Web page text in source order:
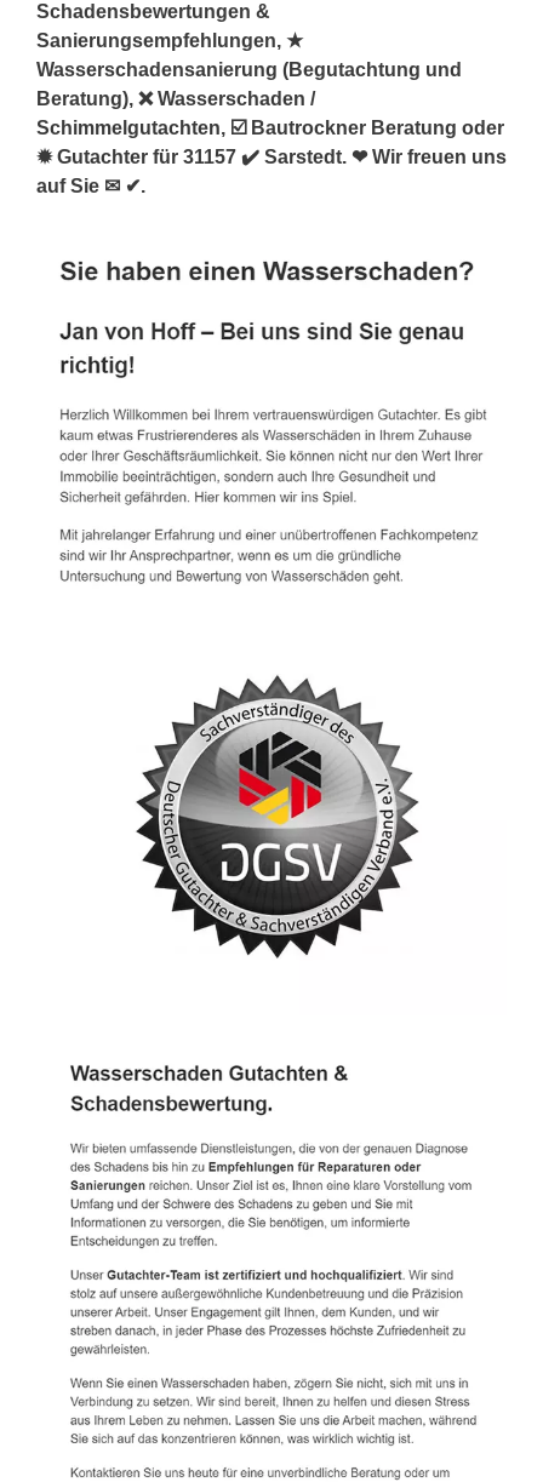
Schadensbewertungen &
Sanierungsempfehlungen, ★
Wasserschadensanierung (Begutachtung und
Beratung), ❌ Wasserschaden /
Schimmelgutachten, ☑️ Bautrockner Beratung oder
✹ Gutachter für 31157 ✔️ Sarstedt. ❤ Wir freuen uns
auf Sie ✉ ✔.